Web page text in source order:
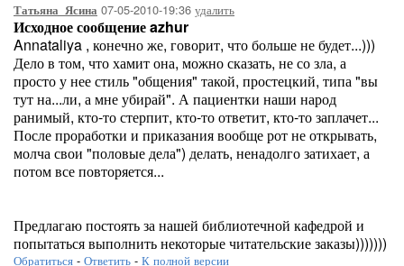
Татьяна_Ясина 07-05-2010-19:36 удалить
Исходное сообщение azhur
Annataliya , конечно же, говорит, что больше не будет...)))
Дело в том, что хамит она, можно сказать, не со зла, а
просто у нее стиль "общения" такой, простецкий, типа "вы
тут на...ли, а мне убирай". А пациентки наши народ
ранимый, кто-то стерпит, кто-то ответит, кто-то заплачет...
После проработки и приказания вообще рот не открывать,
молча свои "половые дела") делать, ненадолго затихает, а
потом все повторяется...
Предлагаю постоять за нашей библиотечной кафедрой и
попытаться выполнить некоторые читательские заказы)))))))
Обратиться - Ответить - К полной версии